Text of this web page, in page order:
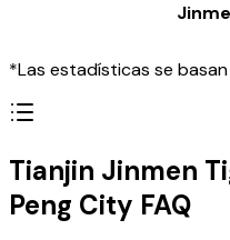
*Las estadísticas se
Tianjin Jinmen
Peng City FAQ